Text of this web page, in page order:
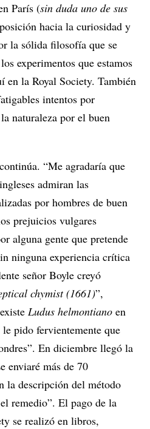
París (sin duda uno de sus
hacia la curiosidad y
la sólida filosofía que se
experimentos que estamos
en la Royal Society. También
intentos por
naturaleza por el buen
“Me agradaría que
admiran las
por hombres de buen
prejuicios vulgares
alguna gente que pretende
ninguna experiencia crítica
señor Boyle creyó
chymist (1661)”,
Ludus helmontiano en
pido fervientemente que
En diciembre llegó la
enviaré más de 70
la descripción del método
remedio”. El pago de la
se realizó en libros,